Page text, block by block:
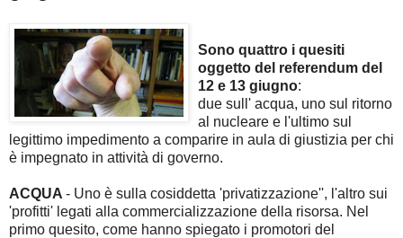
Sono quattro i quesiti
oggetto del referendum del
12 e 13 giugno:
due sull' acqua, uno sul ritorno
al nucleare e l'ultimo sul
legittimo impedimento a comparire in aula di giustizia per chi
è impegnato in attività di governo.
ACQUA - Uno è sulla cosiddetta 'privatizzazione'', l'altro sui
'profitti' legati alla commercializzazione della risorsa. Nel
primo quesito, come hanno spiegato i promotori del